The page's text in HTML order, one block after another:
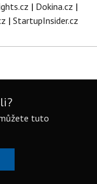
| Dokina.cz |
| StartupInsider.cz
tuto